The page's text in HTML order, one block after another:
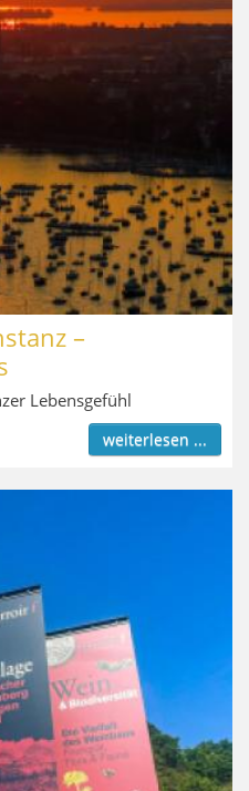
–
Lebensgefühl
weiterlesen ...